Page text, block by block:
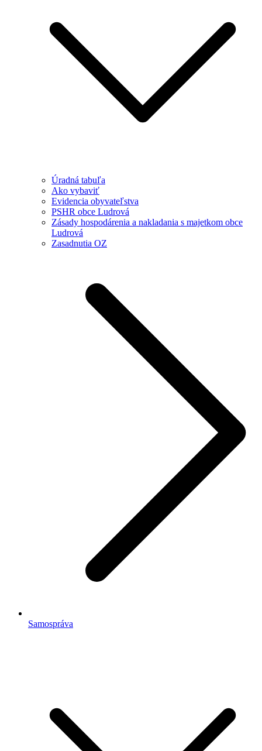
Úradná tabuľa
Ako vybaviť
Evidencia obyvateľstva
PSHR obce Ludrová
Zásady hospodárenia a nakladania s majetkom obce
Ludrová
Zasadnutia OZ
Samospráva